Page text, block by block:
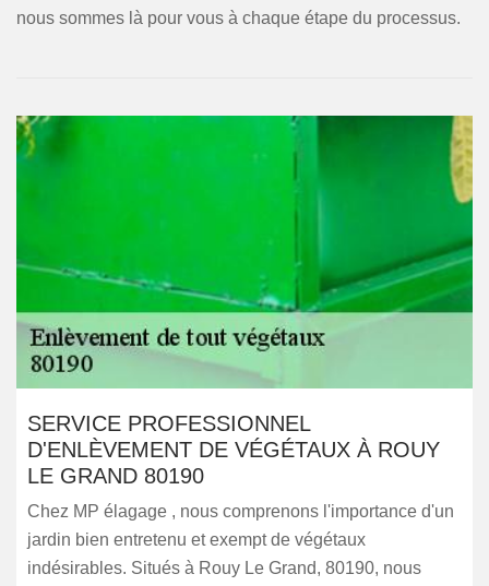
nous sommes là pour vous à chaque étape du processus.
SERVICE PROFESSIONNEL
D'ENLÈVEMENT DE VÉGÉTAUX À ROUY
LE GRAND 80190
Chez MP élagage , nous comprenons l'importance d'un
jardin bien entretenu et exempt de végétaux
indésirables. Situés à Rouy Le Grand, 80190, nous